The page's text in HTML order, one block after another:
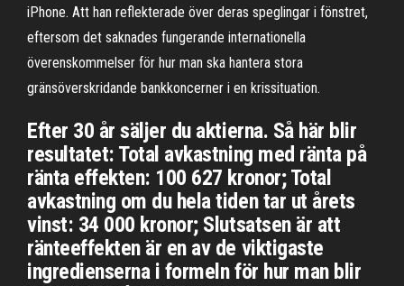
iPhone. Att han reflekterade över deras speglingar i fönstret,
eftersom det saknades fungerande internationella
överenskommelser för hur man ska hantera stora
gränsöverskridande bankkoncerner i en krissituation.
Efter 30 år säljer du aktierna. Så här blir
resultatet: Total avkastning med ränta på
ränta effekten: 100 627 kronor; Total
avkastning om du hela tiden tar ut årets
vinst: 34 000 kronor; Slutsatsen är att
ränteeffekten är en av de viktigaste
ingredienserna i formeln för hur man blir